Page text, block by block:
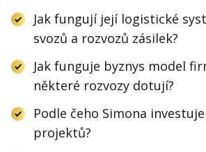
Jak fungují její logistické
svozů a rozvozů zásilek?
Jak funguje byznys model
některé rozvozy dotují?
Podle čeho Simona
projektů?